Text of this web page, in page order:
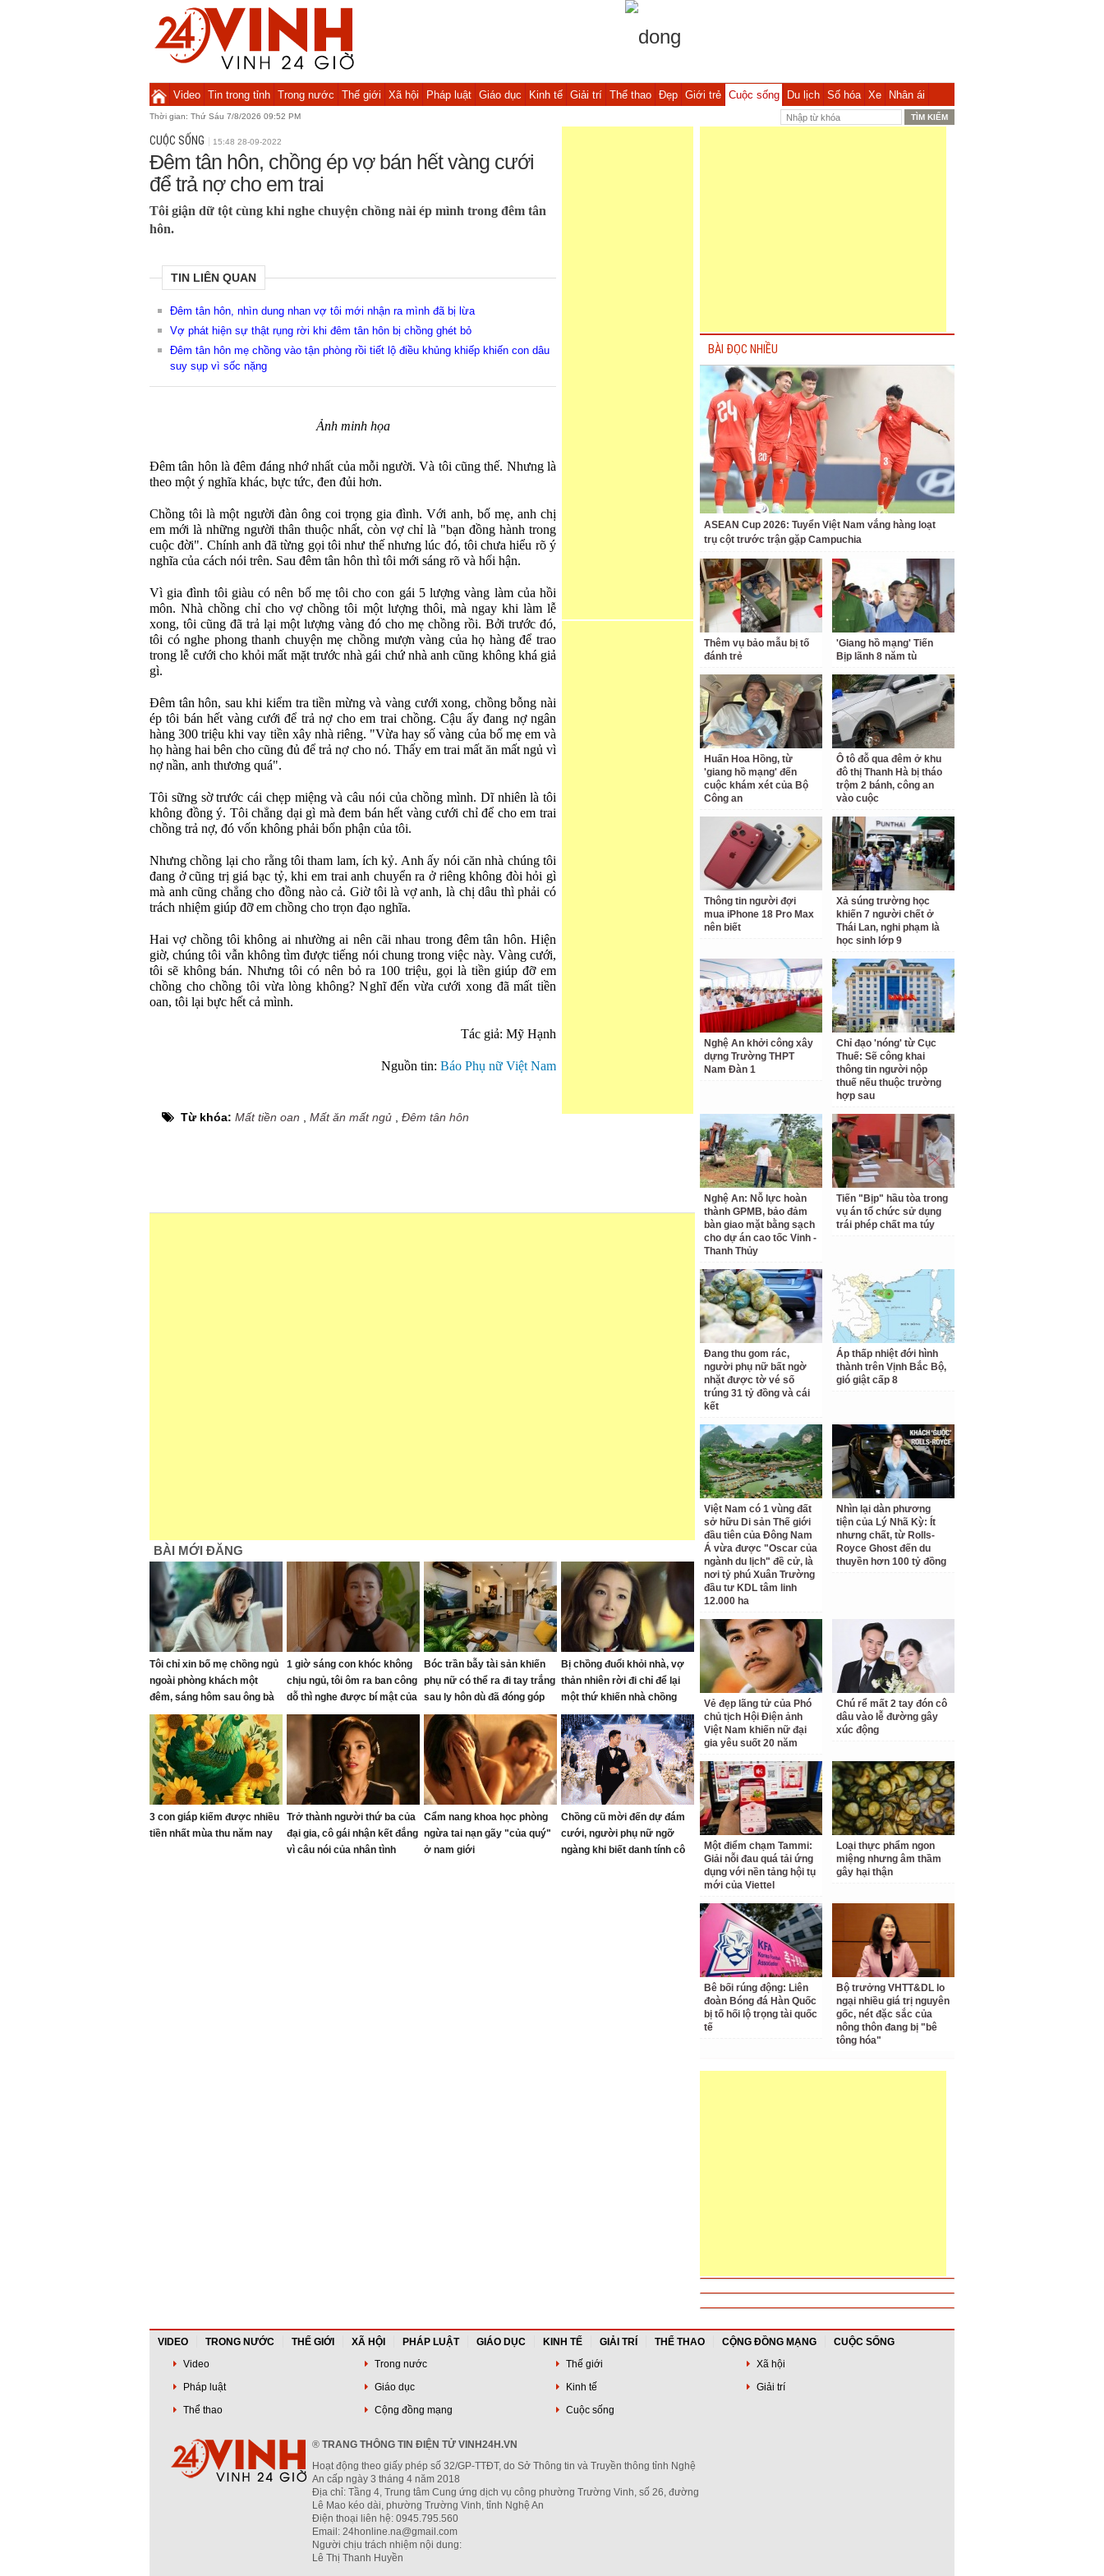
Video Tin trong tỉnh Trong nước Thế giới Xã hội Pháp luật Giáo dục Kinh tế Giải trí Thể thao Đẹp Giới trẻ Cuộc sống Du lịch Số hóa Xe Nhân ái
Thời gian: Thứ Sáu 7/8/2026 09:52 PM
CUỘC SỐNG 15:48 28-09-2022
Đêm tân hôn, chồng ép vợ bán hết vàng cưới
để trả nợ cho em trai
Tôi giận dữ tột cùng khi nghe chuyện chồng nài ép mình trong đêm tân
hôn.
TIN LIÊN QUAN
Đêm tân hôn, nhìn dung nhan vợ tôi mới nhận ra mình đã bị lừa
Vợ phát hiện sự thật rụng rời khi đêm tân hôn bị chồng ghét bỏ
Đêm tân hôn mẹ chồng vào tận phòng rồi tiết lộ điều khủng khiếp khiến con dâu
suy sụp vì sốc nặng
Ảnh minh họa
Đêm tân hôn là đêm đáng nhớ nhất của mỗi người. Và tôi cũng thế. Nhưng là
theo một ý nghĩa khác, bực tức, đen đủi hơn.
Chồng tôi là một người đàn ông coi trọng gia đình. Với anh, bố mẹ, anh chị
em mới là những người thân thuộc nhất, còn vợ chỉ là "bạn đồng hành trong
cuộc đời". Chính anh đã từng gọi tôi như thế nhưng lúc đó, tôi chưa hiểu rõ ý
nghĩa của cách nói trên. Sau đêm tân hôn thì tôi mới sáng rõ và hối hận.
Vì gia đình tôi giàu có nên bố mẹ tôi cho con gái 5 lượng vàng làm của hồi
môn. Nhà chồng chỉ cho vợ chồng tôi một lượng thôi, mà ngay khi làm lễ
xong, tôi cũng đã trả lại một lượng vàng đó cho mẹ chồng rồi. Bởi trước đó,
tôi có nghe phong thanh chuyện mẹ chồng mượn vàng của họ hàng để trao
trong lễ cưới cho khỏi mất mặt trước nhà gái chứ nhà anh cũng không khá giả
gì.
Đêm tân hôn, sau khi kiểm tra tiền mừng và vàng cưới xong, chồng bỗng nài
ép tôi bán hết vàng cưới để trả nợ cho em trai chồng. Cậu ấy đang nợ ngân
hàng 300 triệu khi vay tiền xây nhà riêng. "Vừa hay số vàng của bố mẹ em và
họ hàng hai bên cho cũng đủ để trả nợ cho nó. Thấy em trai mất ăn mất ngủ vì
nợ nần, anh thương quá".
Tôi sững sờ trước cái chẹp miệng và câu nói của chồng mình. Dĩ nhiên là tôi
không đồng ý. Tôi chẳng dại gì mà đem bán hết vàng cưới chỉ để cho em trai
chồng trả nợ, đó vốn không phải bổn phận của tôi.
Nhưng chồng lại cho rằng tôi tham lam, ích kỷ. Anh ấy nói căn nhà chúng tôi
đang ở cũng trị giá bạc tỷ, khi em trai anh chuyển ra ở riêng không đòi hỏi gì
mà anh cũng chẳng cho đồng nào cả. Giờ tôi là vợ anh, là chị dâu thì phải có
trách nhiệm giúp đỡ em chồng cho trọn đạo nghĩa.
Hai vợ chồng tôi không ai nhường ai nên cãi nhau trong đêm tân hôn. Hiện
giờ, chúng tôi vẫn không tìm được tiếng nói chung trong việc này. Vàng cưới,
tôi sẽ không bán. Nhưng tôi có nên bỏ ra 100 triệu, gọi là tiền giúp đỡ em
chồng cho chồng tôi vừa lòng không? Nghĩ đến vừa cưới xong đã mất tiền
oan, tôi lại bực hết cả mình.
Tác giả: Mỹ Hạnh
Nguồn tin: Báo Phụ nữ Việt Nam
Từ khóa: Mất tiền oan Mất ăn mất ngủ Đêm tân hôn
BÀI MỚI ĐĂNG
Tôi chỉ xin bố mẹ chồng ngủ
ngoài phòng khách một
đêm, sáng hôm sau ông bà
xách đồ về quê, tôi sai ở
đâu?
1 giờ sáng con khóc không
chịu ngủ, tôi ôm ra ban công
dỗ thì nghe được bí mật của
chồng
Bóc trần bẫy tài sản khiến
phụ nữ có thể ra đi tay trắng
sau ly hôn dù đã đóng góp
rất nhiều
Bị chồng đuổi khỏi nhà, vợ
thản nhiên rời đi chỉ để lại
một thứ khiến nhà chồng
năn nỉ quay về
3 con giáp kiếm được nhiều
tiền nhất mùa thu năm nay
Trở thành người thứ ba của
đại gia, cô gái nhận kết đắng
vì câu nói của nhân tình
Cẩm nang khoa học phòng
ngừa tai nạn gãy "của quý"
ở nam giới
Chồng cũ mời đến dự đám
cưới, người phụ nữ ngỡ
ngàng khi biết danh tính cô
BÀI ĐỌC NHIỀU
ASEAN Cup 2026: Tuyển Việt Nam vắng hàng loạt
trụ cột trước trận gặp Campuchia
Thêm vụ bảo mẫu bị tố
đánh trẻ
'Giang hồ mạng' Tiến
Bịp lãnh 8 năm tù
Huấn Hoa Hồng, từ
'giang hồ mạng' đến
cuộc khám xét của Bộ
Công an
Ô tô đỗ qua đêm ở khu
đô thị Thanh Hà bị tháo
trộm 2 bánh, công an
vào cuộc
Thông tin người đợi
mua iPhone 18 Pro Max
nên biết
Xả súng trường học
khiến 7 người chết ở
Thái Lan, nghi phạm là
học sinh lớp 9
Nghệ An khởi công xây
dựng Trường THPT
Nam Đàn 1
Chỉ đạo 'nóng' từ Cục
Thuế: Sẽ công khai
thông tin người nộp
thuế nếu thuộc trường
hợp sau
Nghệ An: Nỗ lực hoàn
thành GPMB, bảo đảm
bàn giao mặt bằng sạch
cho dự án cao tốc Vinh -
Thanh Thủy
Tiến "Bịp" hầu tòa trong
vụ án tổ chức sử dụng
trái phép chất ma túy
Đang thu gom rác,
người phụ nữ bất ngờ
nhặt được tờ vé số
trúng 31 tỷ đồng và cái
kết
Áp thấp nhiệt đới hình
thành trên Vịnh Bắc Bộ,
gió giật cấp 8
Việt Nam có 1 vùng đất
sở hữu Di sản Thế giới
đầu tiên của Đông Nam
Á vừa được "Oscar của
ngành du lịch" đề cử, là
nơi tỷ phú Xuân Trường
đầu tư KDL tâm linh
12.000 ha
Nhìn lại dàn phương
tiện của Lý Nhã Kỳ: Ít
nhưng chất, từ Rolls-
Royce Ghost đến du
thuyền hơn 100 tỷ đồng
Vẻ đẹp lãng tử của Phó
chủ tịch Hội Điện ảnh
Việt Nam khiến nữ đại
gia yêu suốt 20 năm
Chú rể mất 2 tay đón cô
dâu vào lễ đường gây
xúc động
Một điểm chạm Tammi:
Giải nỗi đau quá tải ứng
dụng với nền tảng hội tụ
mới của Viettel
Loại thực phẩm ngon
miệng nhưng âm thầm
gây hại thận
Bê bối rúng động: Liên
đoàn Bóng đá Hàn Quốc
bị tố hối lộ trọng tài quốc
tế
Bộ trưởng VHTT&DL lo
ngại nhiều giá trị nguyên
gốc, nét đặc sắc của
nông thôn đang bị "bê
tông hóa"
VIDEO TRONG NƯỚC THẾ GIỚI XÃ HỘI PHÁP LUẬT GIÁO DỤC KINH TẾ GIẢI TRÍ THỂ THAO CỘNG ĐỒNG MẠNG
CUỘC SỐNG
Video
Trong nước Thế giới
Xã hội
Pháp luật
Giáo dục Kinh tế
Giải trí
Thể thao
Cộng đồng mạng Cuộc sống
® TRANG THÔNG TIN ĐIỆN TỬ VINH24H.VN
Hoạt động theo giấy phép số 32/GP-TTĐT, do Sở Thông tin và Truyền thông tỉnh Nghệ
An cấp ngày 3 tháng 4 năm 2018
Địa chỉ: Tầng 4, Trung tâm Cung ứng dịch vụ công phường Trường Vinh, số 26, đường
Lê Mao kéo dài, phường Trường Vinh, tỉnh Nghệ An
Điện thoại liên hệ: 0945.795.560
Email: 24honline.na@gmail.com
Người chịu trách nhiệm nội dung:
Lê Thị Thanh Huyền